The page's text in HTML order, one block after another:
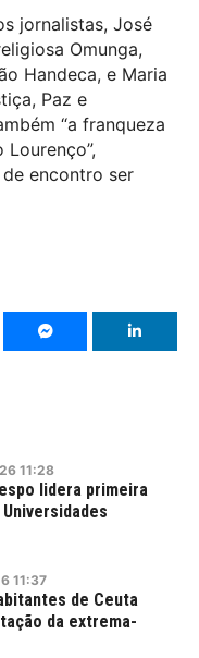
jornalistas, José
Omunga,
Handeca, e Maria
Paz e
“a franqueza
encontro ser
11:28
lidera primeira
11:37
de Ceuta
da extrema-